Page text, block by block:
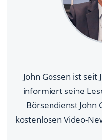
John Gossen ist
informiert seine
Börsendienst John
kostenlosen Video-